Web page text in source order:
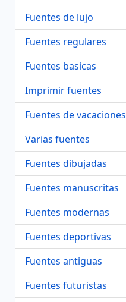
Fuentes de lujo
Fuentes regulares
Fuentes basicas
Imprimir fuentes
Fuentes de vacaciones
Varias fuentes
Fuentes dibujadas
Fuentes manuscritas
Fuentes modernas
Fuentes deportivas
Fuentes antiguas
Fuentes futuristas